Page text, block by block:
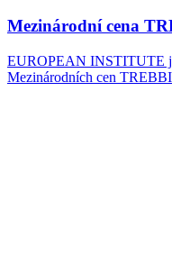
Mezinárodní cena
EUROPEAN INSTITUTE
Mezinárodních cen